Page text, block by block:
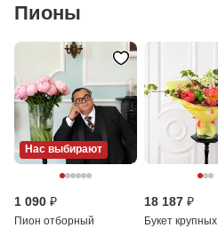
Пионы
Нас выбирают
1 090 ₽
Пион отборный
18 187 ₽
Букет крупных